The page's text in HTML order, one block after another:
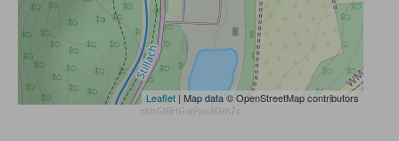
Leaflet | Map data © OpenStreetMap contributors
rXhGf6HGojPxu3Dih7c